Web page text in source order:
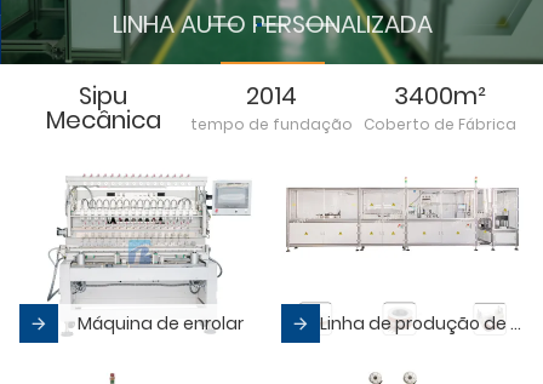
Sipu
Mecânica
2014
tempo de fundação
3400m²
Coberto de Fábrica
Máquina de enrolar Linha de produção de bobinas totalmente automática